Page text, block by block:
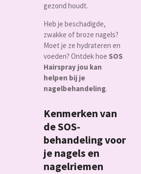
gezond houdt.
Heb je beschadigde,
zwakke of broze nagels?
Moet je ze hydrateren en
voeden? Ontdek hoe SOS
Hairspray jou kan
helpen bij je
nagelbehandeling.
Kenmerken van
de SOS-
behandeling voor
je nagels en
nagelriemen